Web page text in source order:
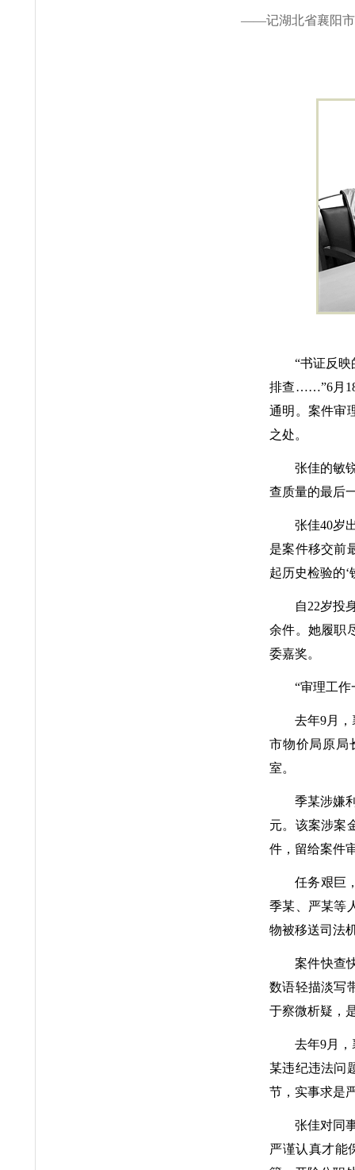
——记湖北省襄阳市
“书证反
排查……”6月
通明。案件审
之处。
张佳的敏
查质量的最后
张佳40岁
是案件移交前
起历史检验的‘
自22岁投
余件。她履职
委嘉奖。
“审理工作
去年9月
市物价局原局
室。
季某涉嫌
元。该案涉案
件，留给案件
任务艰巨
季某、严某等
物被移送司法
案件快查
数语轻描淡写
于察微析疑，
去年9月
某违纪违法问
节，实事求是
张佳对同
严谨认真才能